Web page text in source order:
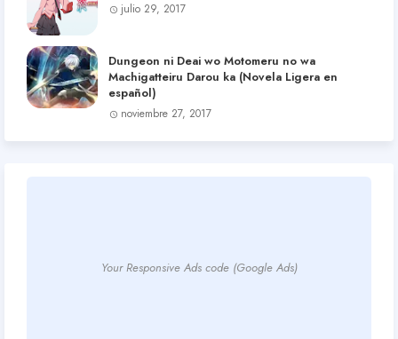
julio 29, 2017
Dungeon ni Deai wo Motomeru no wa
Machigatteiru Darou ka (Novela Ligera en
español)
noviembre 27, 2017
Your Responsive Ads code (Google Ads)